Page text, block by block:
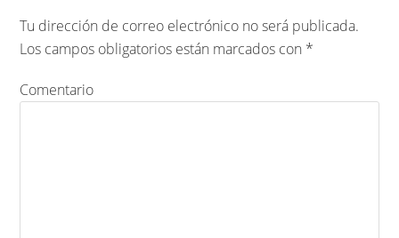
Tu dirección de correo electrónico no será publicada.
Los campos obligatorios están marcados con *
Comentario